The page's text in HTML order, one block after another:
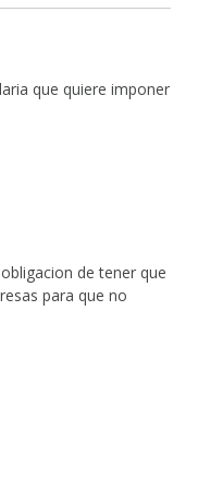
que quiere imponer
de tener que
para que no